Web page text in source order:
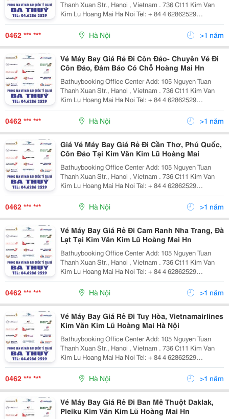
Thanh Xuan Str., Hanoi , Vietnam . 736 Ct11 Kim Van
Kim Lu Hoang Mai Ha Noi Tel: + 84 4 62862529
/62862500 Fax: +84 4 62862529 Cell Phone: + 84
972.958.782 + 84 982.419.779 Email: Phongv
0462 *** *** Hà Nội >1 năm
Vé Máy Bay Giá Rẻ Đi Côn Đảo- Chuyên Vé Đi
Côn Đảo, Đảm Báo Có Chỗ Hoàng Mai Hn
Bathuybooking Office Center Add: 105 Nguyen Tuan
Thanh Xuan Str., Hanoi , Vietnam . 736 Ct11 Kim Van
Kim Lu Hoang Mai Ha Noi Tel: + 84 4 62862529
/62862500 Fax: +84 4 62862529 Cell Phone: + 84
972.958.782 + 84 982.419.779 Email: Phongv
0462 *** *** Hà Nội >1 năm
Giá Vé Máy Bay Giá Rẻ Đi Cần Thơ, Phú Quốc,
Côn Đảo Tại Kim Văn Kim Lũ Hoàng Mai
Bathuybooking Office Center Add: 105 Nguyen Tuan
Thanh Xuan Str., Hanoi , Vietnam . 736 Ct11 Kim Van
Kim Lu Hoang Mai Ha Noi Tel: + 84 4 62862529
/62862500 Fax: +84 4 62862529 Cell Phone: + 84
972.958.782 + 84 982.419.779 Email: Phongv
0462 *** *** Hà Nội >1 năm
Vé Máy Bay Giá Rẻ Đi Cam Ranh Nha Trang, Đà
Lạt Tại Kim Văn Kim Lũ Hoàng Mai Hn
Bathuybooking Office Center Add: 105 Nguyen Tuan
Thanh Xuan Str., Hanoi , Vietnam . 736 Ct11 Kim Van
Kim Lu Hoang Mai Ha Noi Tel: + 84 4 62862529
/62862500 Fax: +84 4 62862529 Cell Phone: + 84
972.958.782 + 84 982.419.779 Email: Phongv
0462 *** *** Hà Nội >1 năm
Vé Máy Bay Giá Rẻ Đi Tuy Hòa, Vietnamairlines
Kim Văn Kim Lũ Hoàng Mai Hà Nội
Bathuybooking Office Center Add: 105 Nguyen Tuan
Thanh Xuan Str., Hanoi , Vietnam . 736 Ct11 Kim Van
Kim Lu Hoang Mai Ha Noi Tel: + 84 4 62862529
/62862500 Fax: +84 4 62862529 Cell Phone: + 84
972.958.782 + 84 982.419.779 Email: Phongv
0462 *** *** Hà Nội >1 năm
Vé Máy Bay Giá Rẻ Đi Ban Mê Thuột Daklak,
Pleiku Kim Văn Kim Lũ Hoàng Mai Hn